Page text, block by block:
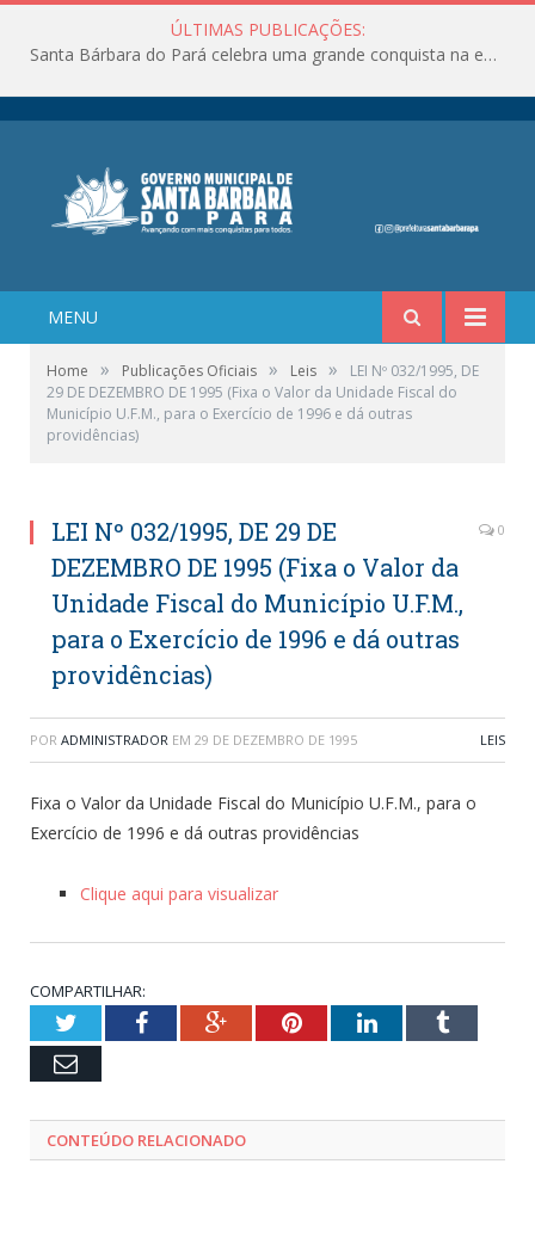
ÚLTIMAS PUBLICAÇÕES:
Santa Bárbara do Pará celebra uma grande conquista na educação!
MENU
Home » Publicações Oficiais » Leis »
LEI Nº 032/1995, DE
29 DE DEZEMBRO DE 1995 (Fixa o Valor da Unidade Fiscal do
Município U.F.M., para o Exercício de 1996 e dá outras
providências)
LEI Nº 032/1995, DE 29 DE
DEZEMBRO DE 1995 (Fixa o Valor da
Unidade Fiscal do Município U.F.M.,
para o Exercício de 1996 e dá outras
providências)
0
POR ADMINISTRADOR EM 29 DE DEZEMBRO DE 1995 LEIS
Fixa o Valor da Unidade Fiscal do Município U.F.M., para o
Exercício de 1996 e dá outras providências
Clique aqui para visualizar
COMPARTILHAR:
TwitterFacebookGoogle+PinterestLinkedInTumblr
Email
CONTEÚDO RELACIONADO